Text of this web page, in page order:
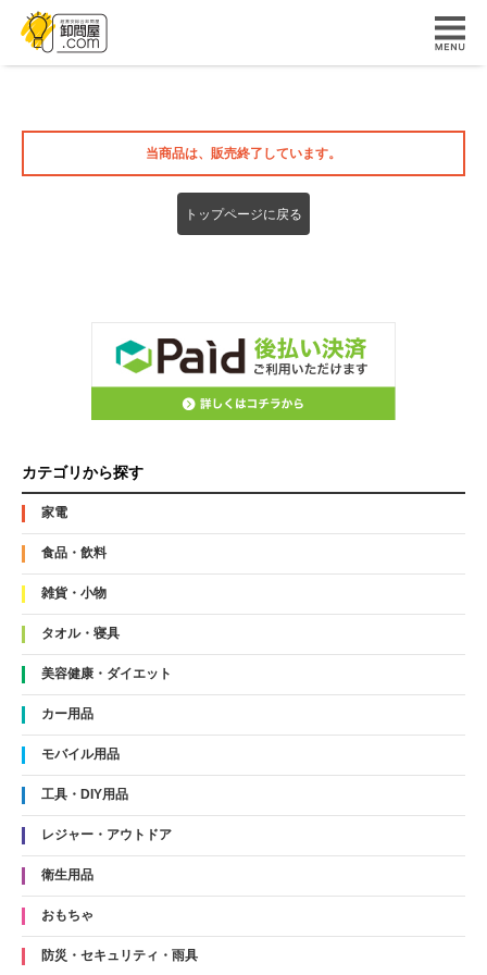
当商品は、販売終了しています。
カテゴリから探す
家電
食品・飲料
雑貨・小物
タオル・寝具
美容健康・ダイエット
カー用品
モバイル用品
工具・DIY用品
レジャー・アウトドア
衛生用品
おもちゃ
防災・セキュリティ・雨具